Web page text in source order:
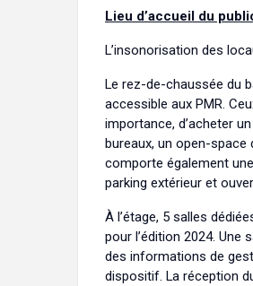
Lieu d’accueil du
L’insonorisation des
Le rez-de-chaussée du
accessible aux PMR.
importance, d’acheter
bureaux, un open-space
comporte également
parking extérieur et
À l’étage, 5 salles
pour l’édition 2024. Une
des informations de
dispositif. La réception